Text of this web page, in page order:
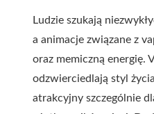
Ludzie szukają
a animacje związane z
oraz memiczną energię.
odzwierciedlają styl
atrakcyjny szczególnie